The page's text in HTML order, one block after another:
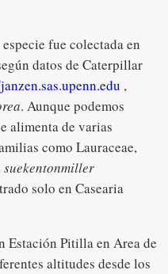
fue colectada en
datos de Caterpillar
,
. Aunque podemos
alimenta de varias
como Lauraceae,
suekentonmiller
solo en Casearia
Estación Pitilla en Area de
altitudes desde los